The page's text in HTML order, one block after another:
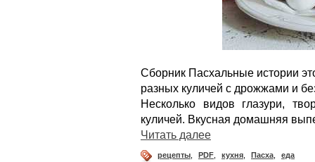
Сборник Пасхальные истории
разных куличей с дрожжами и
Несколько видов глазури,
куличей. Вкусная домашняя
Читать далее
рецепты PDF кухня Пасха еда